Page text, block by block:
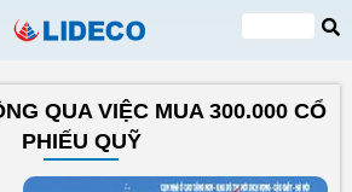
VI
EN
QUA VIỆC MUA 300.000 CỔ
PHIẾU QUỸ